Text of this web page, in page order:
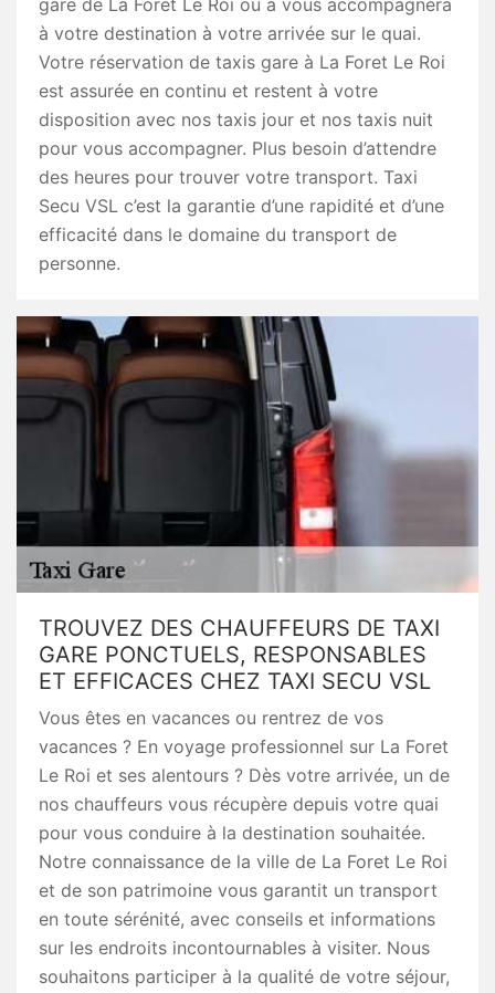
gare de La Foret Le Roi ou à vous accompagnera
à votre destination à votre arrivée sur le quai.
Votre réservation de taxis gare à La Foret Le Roi
est assurée en continu et restent à votre
disposition avec nos taxis jour et nos taxis nuit
pour vous accompagner. Plus besoin d’attendre
des heures pour trouver votre transport. Taxi
Secu VSL c’est la garantie d’une rapidité et d’une
efficacité dans le domaine du transport de
personne.
TROUVEZ DES CHAUFFEURS DE TAXI
GARE PONCTUELS, RESPONSABLES
ET EFFICACES CHEZ TAXI SECU VSL
Vous êtes en vacances ou rentrez de vos
vacances ? En voyage professionnel sur La Foret
Le Roi et ses alentours ? Dès votre arrivée, un de
nos chauffeurs vous récupère depuis votre quai
pour vous conduire à la destination souhaitée.
Notre connaissance de la ville de La Foret Le Roi
et de son patrimoine vous garantit un transport
en toute sérénité, avec conseils et informations
sur les endroits incontournables à visiter. Nous
souhaitons participer à la qualité de votre séjour,